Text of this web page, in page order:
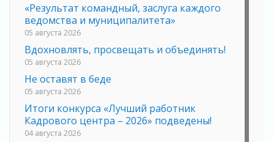
«Результат командный, заслуга каждого
ведомства и муниципалитета»
05 августа 2026
Вдохновлять, просвещать и объединять!
05 августа 2026
Не оставят в беде
05 августа 2026
Итоги конкурса «Лучший работник
Кадрового центра – 2026» подведены!
04 августа 2026